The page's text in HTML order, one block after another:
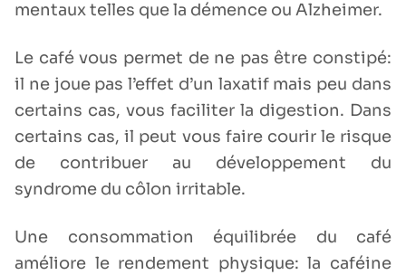
mentaux telles que la démence ou Alzheimer.
Le café vous permet de ne pas être constipé:
il ne joue pas l’effet d’un laxatif mais peu dans
certains cas, vous faciliter la digestion. Dans
certains cas, il peut vous faire courir le risque
de contribuer au développement du
syndrome du côlon irritable.
Une consommation équilibrée du café
améliore le rendement physique: la caféine